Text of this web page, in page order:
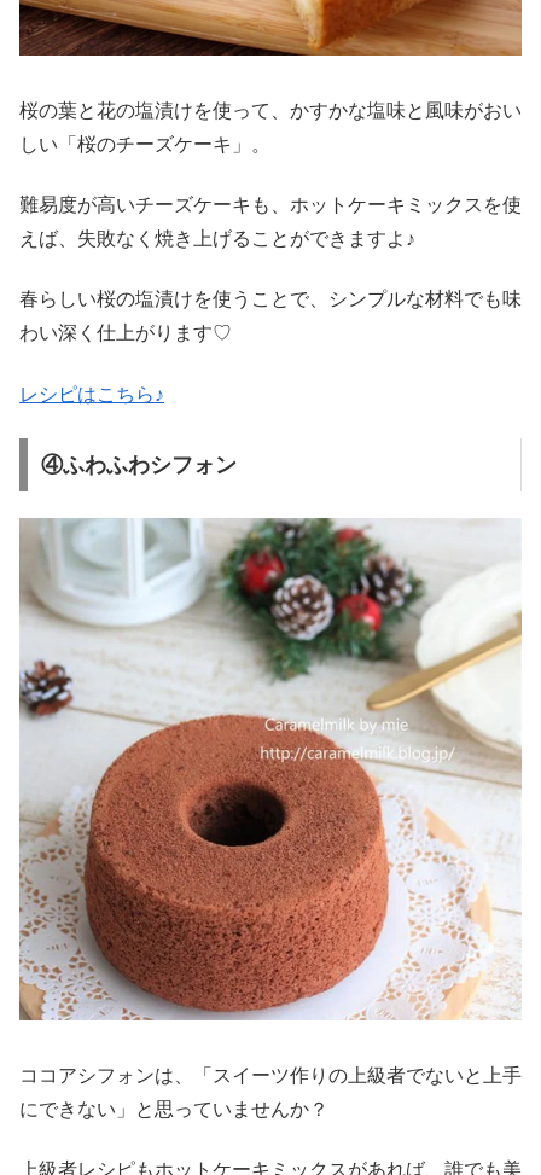
桜の葉と花の塩漬けを使って、かすかな塩味と風味がおい
しい「桜のチーズケーキ」。
難易度が高いチーズケーキも、ホットケーキミックスを使
えば、失敗なく焼き上げることができますよ♪
春らしい桜の塩漬けを使うことで、シンプルな材料でも味
わい深く仕上がります♡
レシピはこちら♪
④ふわふわシフォン
ココアシフォンは、「スイーツ作りの上級者でないと上手
にできない」と思っていませんか？
上級者レシピもホットケーキミックスがあれば、誰でも美